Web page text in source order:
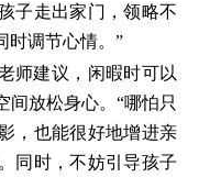
子走出家门，领略不
时调节心情。”
师建议，闲暇时可以
间放松身心。“哪怕只
，也能很好地增进亲
同时，不妨引导孩子